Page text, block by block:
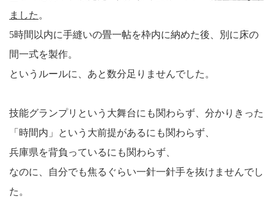
ました 。
5時間以内に手縫いの畳一帖を枠内に納めた後、別に床の
間一式を製作。
というルールに、あと数分足りませんでした。
技能グランプリという大舞台にも関わらず、分かりきった
「時間内」という大前提があるにも関わらず、
兵庫県を背負っているにも関わらず、
なのに、自分でも焦るぐらい一針一針手を抜けませんでし
た。